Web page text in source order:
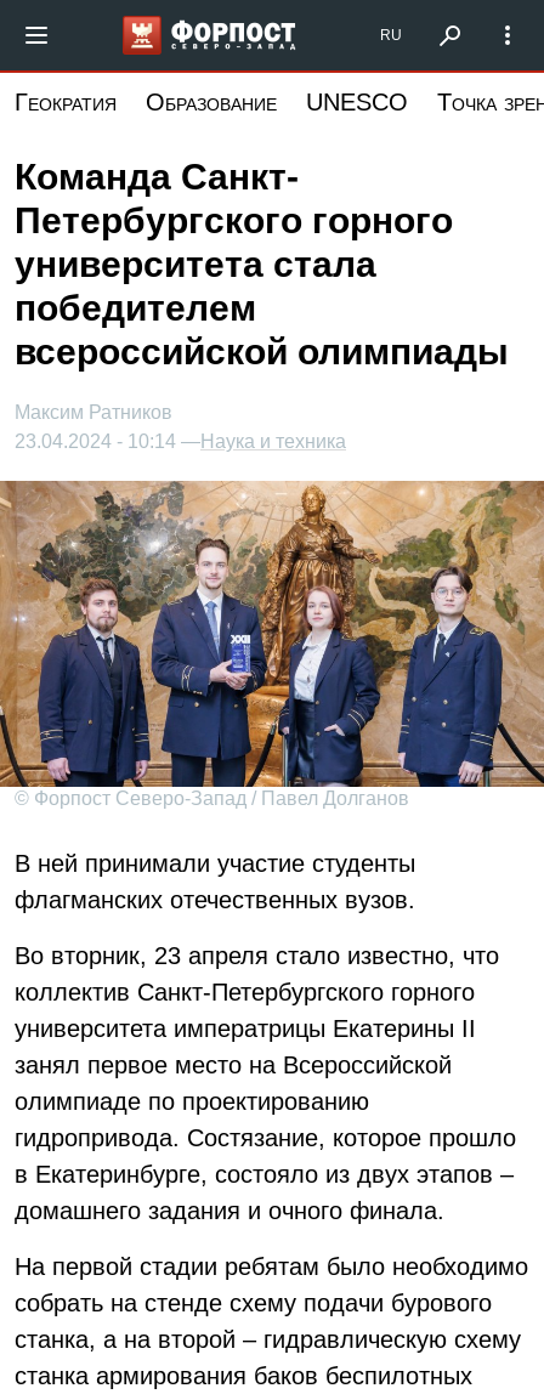
основному
Форпост Северо-Запад
RU
Геократия Образование UNESCO Точка
Команда Санкт-
Петербургского горного
университета стала
победителем
всероссийской олимпиады
Максим Ратников
23.04.2024 - 10:14 —Наука и техника
© Форпост Северо-Запад / Павел Долганов
В ней принимали участие студенты
флагманских отечественных вузов.
Во вторник, 23 апреля стало известно, что
коллектив Санкт-Петербургского горного
университета императрицы Екатерины II
занял первое место на Всероссийской
олимпиаде по проектированию
гидропривода. Состязание, которое прошло
в Екатеринбурге, состояло из двух этапов –
домашнего задания и очного финала.
На первой стадии ребятам было необходимо
собрать на стенде схему подачи бурового
станка, а на второй – гидравлическую схему
станка армирования баков беспилотных